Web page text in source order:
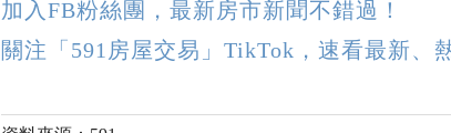
加入FB粉絲團，最新房市新聞不錯過！
關注「591房屋交易」TikTok，速看最新、